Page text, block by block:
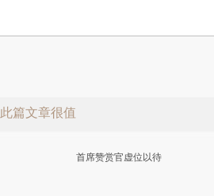
此篇文章很值
首席赞赏官虚位以待